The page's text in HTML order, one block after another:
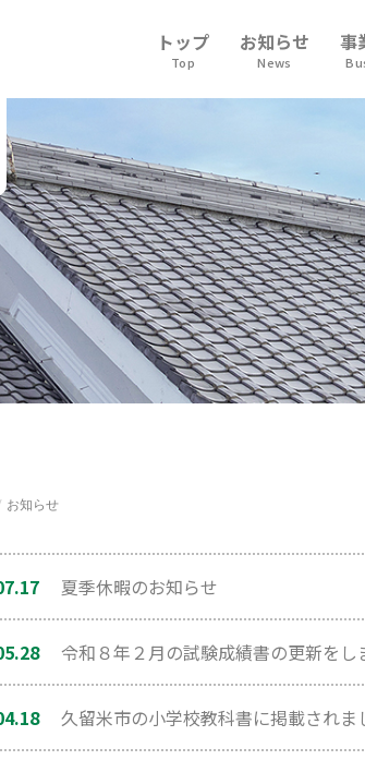
トップ
Top
お知らせ
News
事
お知らせ
夏季休暇のお知らせ
令和８年２月の試験成績書の更新をし
久留米市の小学校教科書に掲載されま